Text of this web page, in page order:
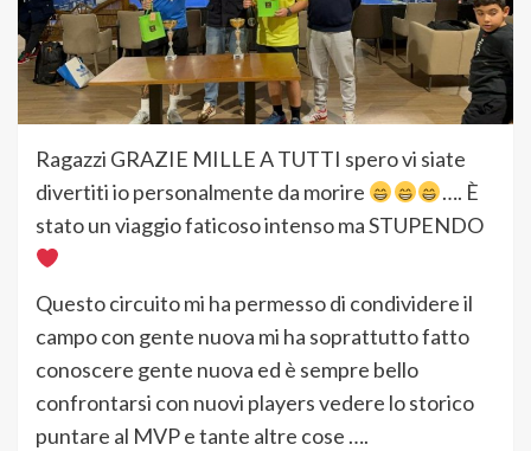
Ragazzi GRAZIE MILLE A TUTTI spero vi siate
divertiti io personalmente da morire
…. È
stato un viaggio faticoso intenso ma STUPENDO
Questo circuito mi ha permesso di condividere il
campo con gente nuova mi ha soprattutto fatto
conoscere gente nuova ed è sempre bello
confrontarsi con nuovi players vedere lo storico
puntare al MVP e tante altre cose ….